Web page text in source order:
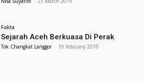
Fakta
Sejarah Aceh Berkuasa Di Perak
Tok Changkat Langgor - 19 February 2019